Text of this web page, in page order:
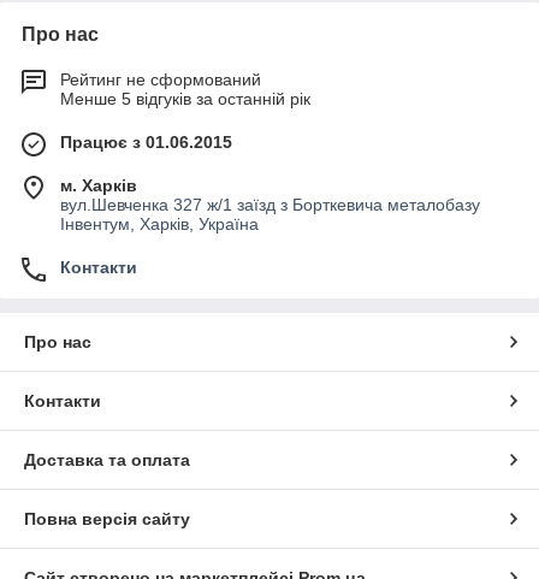
Про нас
Рейтинг не сформований
Менше 5 відгуків за останній рік
Працює з 01.06.2015
м. Харків
вул.Шевченка 327 ж/1 заїзд з Борткевича металобазу
Інвентум, Харків, Україна
Контакти
Про нас
Контакти
Доставка та оплата
Повна версія сайту